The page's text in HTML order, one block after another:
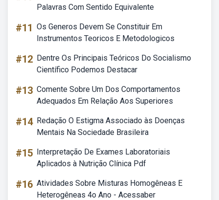
Palavras Com Sentido Equivalente
#11 Os Generos Devem Se Constituir Em
Instrumentos Teoricos E Metodologicos
#12 Dentre Os Principais Teóricos Do Socialismo
Científico Podemos Destacar
#13 Comente Sobre Um Dos Comportamentos
Adequados Em Relação Aos Superiores
#14 Redação O Estigma Associado às Doenças
Mentais Na Sociedade Brasileira
#15 Interpretação De Exames Laboratoriais
Aplicados à Nutrição Clínica Pdf
#16 Atividades Sobre Misturas Homogêneas E
Heterogêneas 4o Ano - Acessaber